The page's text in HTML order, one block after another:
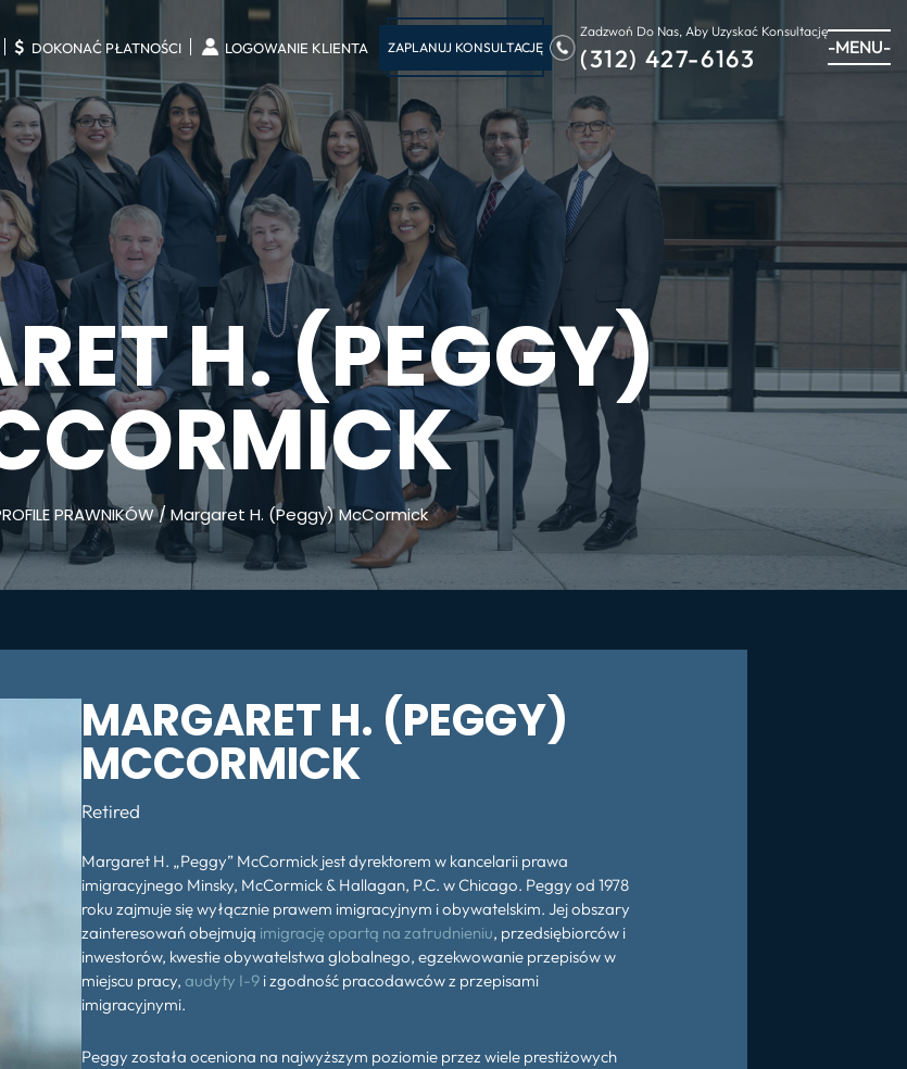
$ DOKONAĆ PŁATNOŚCI LOGOWANIE KLIENTA ZAPLANUJ KONSULTACJĘ
Zadzwoń Do Nas, Aby Uzyskać Konsultację
(312) 427-6163 -MENU-
H. (PEGGY)
PRAWNIKÓW/Margaret H. (Peggy) McCormick
MARGARET H. (PEGGY)
MCCORMICK
Retired
Margaret H. „Peggy” McCormick jest dyrektorem w kancelarii prawa
imigracyjnego Minsky, McCormick & Hallagan, P.C. w Chicago. Peggy od 1978
roku zajmuje się wyłącznie prawem imigracyjnym i obywatelskim. Jej obszary
zainteresowań obejmują imigrację opartą na zatrudnieniu, przedsiębiorców i
inwestorów, kwestie obywatelstwa globalnego, egzekwowanie przepisów w
miejscu pracy, audyty I-9i zgodność pracodawców z przepisami
imigracyjnymi.
Peggy została oceniona na najwyższym poziomie przez wiele prestiżowych